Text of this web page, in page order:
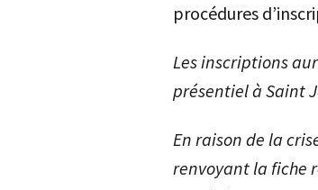
procédures
Les inscriptions
présentiel à Saint
En raison de la
renvoyant la fiche